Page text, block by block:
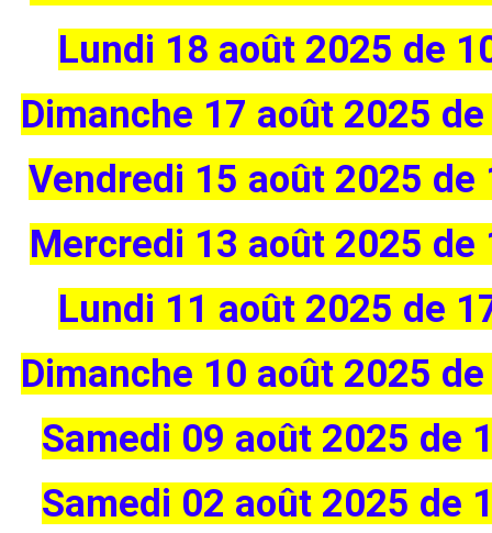
Lundi 18 août 2025 de
Dimanche 17 août 2025
Vendredi 15 août 2025 de
Mercredi 13 août 2025 de
Lundi 11 août 2025 de
Dimanche 10 août 2025
Samedi 09 août 2025 de
Samedi 02 août 2025 de